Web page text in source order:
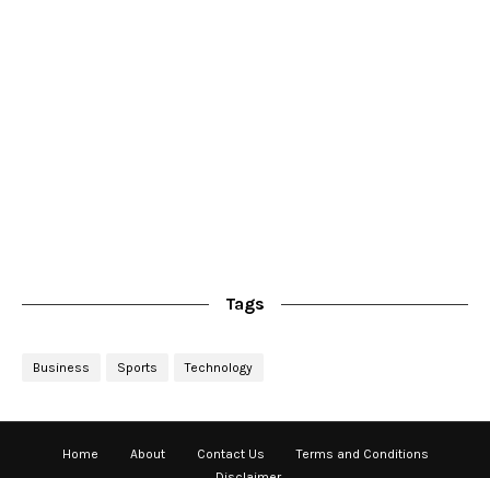
Tags
Business Sports Technology
Home About Contact Us
Terms and Conditions